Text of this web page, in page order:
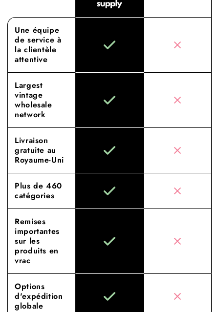
Une équipe
de service à
la clientèle
attentive
Largest
vintage
wholesale
network
Livraison
gratuite au
Royaume-Uni
Plus de 460
catégories
Remises
importantes
sur les
produits en
vrac
Options
d'expédition
globale